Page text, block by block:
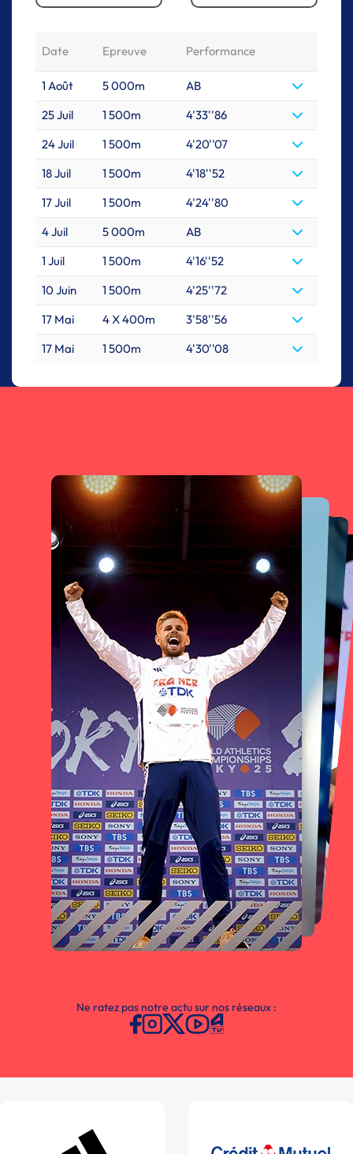
Date Epreuve Performance
1 Août 5 000m
AB
25 Juil
1 500m
4'33''86
24 Juil
1 500m
4'20''07
18 Juil
1 500m
4'18''52
17 Juil
1 500m
4'24''80
4 Juil
5 000m
AB
1 Juil
1 500m
4'16''52
10 Juin
1 500m
4'25''72
17 Mai
4 X 400m
3'58''56
17 Mai
1 500m 4'30''08
Ne ratez pas notre actu sur nos réseaux :